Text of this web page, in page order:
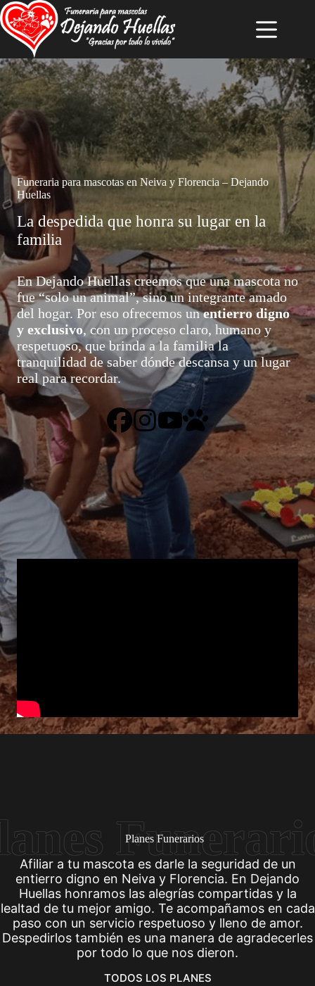
Saltar
al
contenido
Funeraria para mascotas en Neiva y Florencia – Dejando
Huellas
La despedida que honra su lugar en la
familia
En Dejando Huellas creemos que una mascota no
fue “solo un animal”, sino un integrante amado
del hogar. Por eso ofrecemos unentierro digno
y exclusivo, con un proceso claro, humano y
respetuoso, que brinda a la familia la
tranquilidad de saber dónde descansa y un lugar
real para recordar.
Planes Funerarios
Afiliar a tu mascota es darle la seguridad de un
entierro digno en Neiva y Florencia. En Dejando
Huellas honramos las alegrías compartidas y la
lealtad de tu mejor amigo. Te acompañamos en cada
paso con un servicio respetuoso y lleno de amor.
Despedirlos también es una manera de agradecerles
por todo lo que nos dieron.
TODOS LOS PLANES